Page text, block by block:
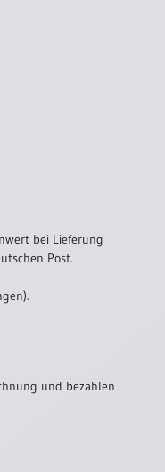
bei Lieferung
Post.
und bezahlen